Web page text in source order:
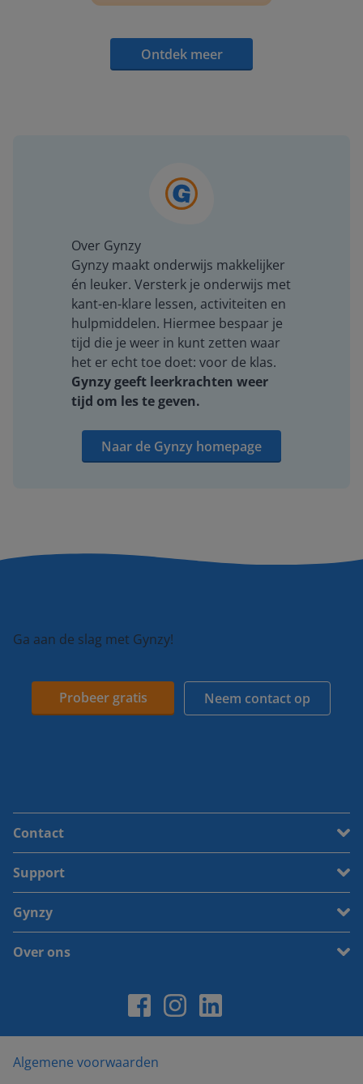
Ontdek meer
Over Gynzy
Gynzy maakt onderwijs makkelijker
én leuker. Versterk je onderwijs met
kant-en-klare lessen, activiteiten en
hulpmiddelen. Hiermee bespaar je
tijd die je weer in kunt zetten waar
het er echt toe doet: voor de klas.
Gynzy geeft leerkrachten weer
tijd om les te geven.
Naar de Gynzy homepage
Ga aan de slag met Gynzy!
Probeer gratis Neem contact op
Contact
Support
Gynzy
Over ons
Algemene voorwaarden